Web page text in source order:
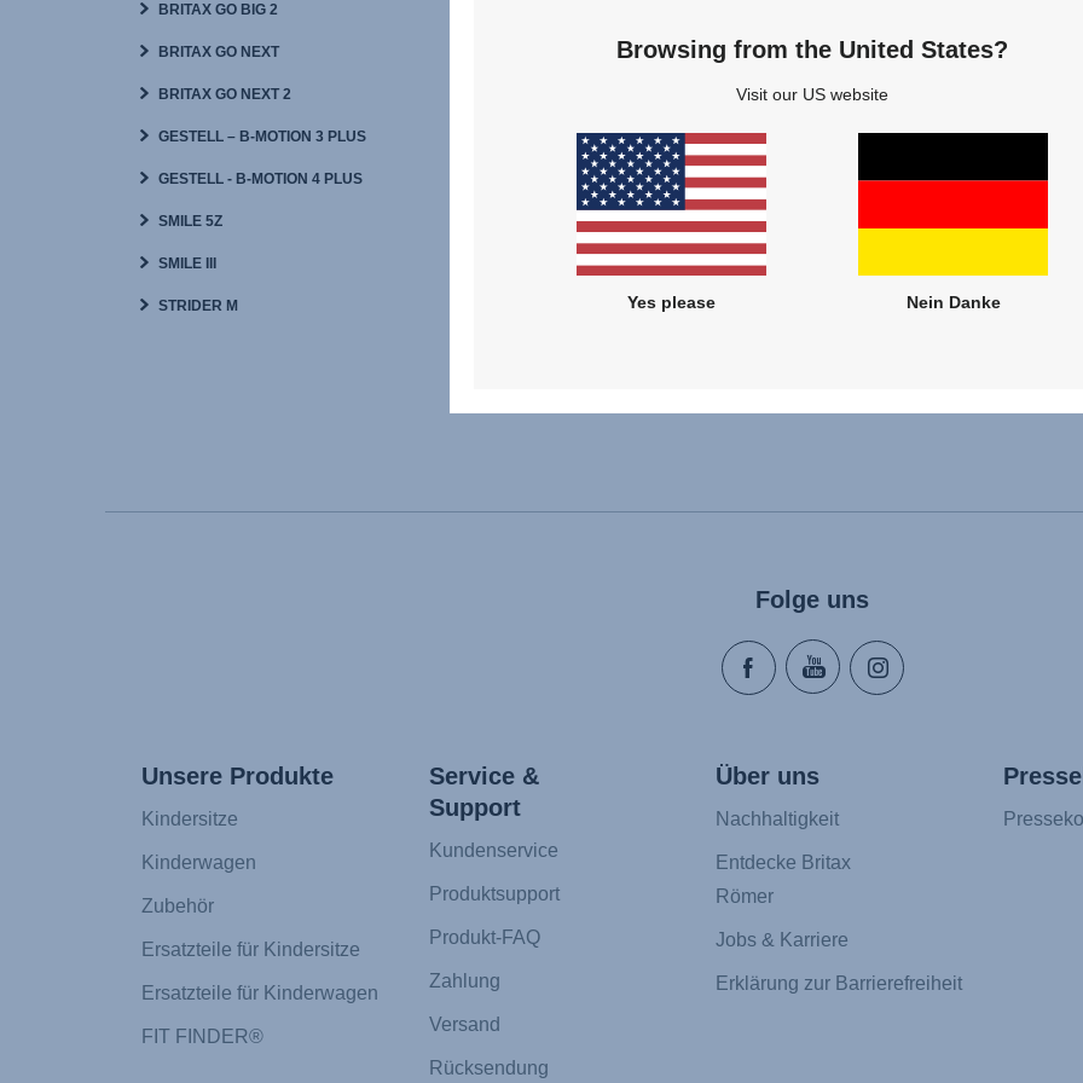
BRITAX GO BIG 2
BRITAX GO NEXT
BRITAX GO NEXT 2
GESTELL – B-MOTION 3 PLUS
GESTELL - B-MOTION 4 PLUS
SMILE 5Z
SMILE III
STRIDER M
Folge uns
Unsere Produkte
Kindersitze
Kinderwagen
Zubehör
Ersatzteile für Kindersitze
Ersatzteile für Kinderwagen
FIT FINDER®
Service &
Support
Kundenservice
Produktsupport
Produkt-FAQ
Zahlung
Versand
Rücksendung
Über uns
Nachhaltigkeit
Entdecke Britax
Römer
Jobs & Karriere
Erklärung zur Barrierefreiheit
Browsing from the United States?
Visit our US website
Yes please Nein Danke